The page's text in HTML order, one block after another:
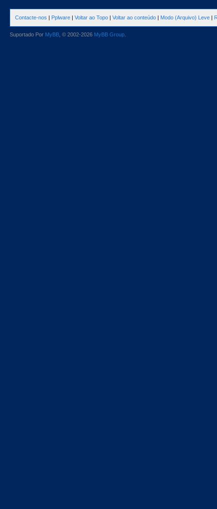
Contacte-nos | Pplware | Voltar ao Topo | Voltar ao conteúdo | Modo (Arquivo) Leve |
Suportado Por MyBB , © 2002-2026 MyBB Group